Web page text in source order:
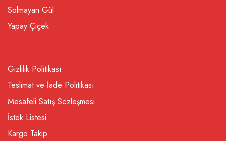
Solmayan Gül
Yapay Çiçek
Gizlilik Politikası
Teslimat ve İade Politikası
Mesafeli Satış Sözleşmesi
İstek Listesi
Kargo Takip